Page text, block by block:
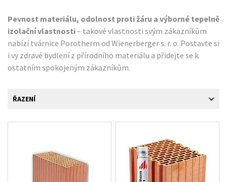
Pevnost materiálu, odolnost proti žáru a výborné tepelně
izolační vlastnosti– takové vlastnosti svým zákazníkům
nabízí tvárnice Porotherm od Wienerberger s. r. o. Postavte si
i vy zdravé bydlení z přírodního materiálu a přidejte se k
ostatním spokojeným zákazníkům.
ŘAZENÍ